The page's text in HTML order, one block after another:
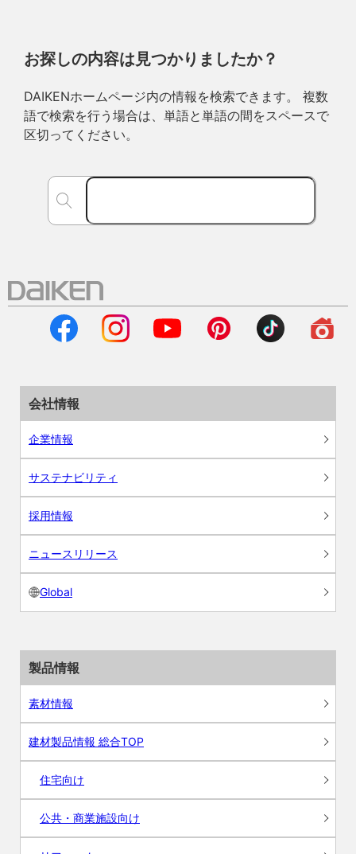
お探しの内容は見つかりましたか？
DAIKENホームページ内の情報を検索できます。 複数
語で検索を行う場合は、単語と単語の間をスペースで
区切ってください。
会社情報
企業情報
サステナビリティ
採用情報
ニュースリリース
Global
製品情報
素材情報
建材製品情報 総合TOP
住宅向け
公共・商業施設向け